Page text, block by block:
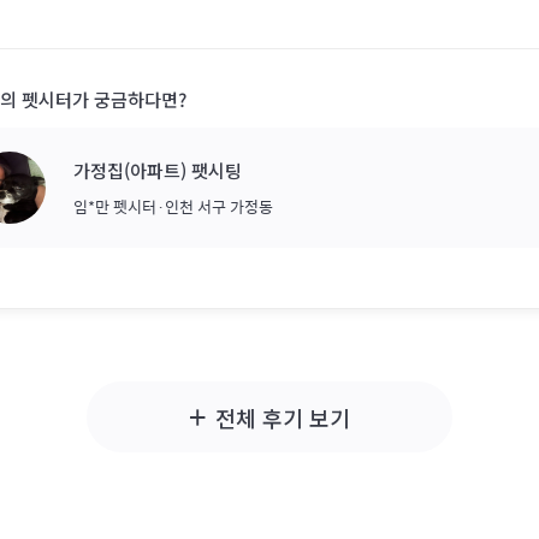
펫시터가 궁금하다면?
가정집(아파트) 팻시팅
임*만펫시터·인천 서구 가정동
+ 전체 후기 보기